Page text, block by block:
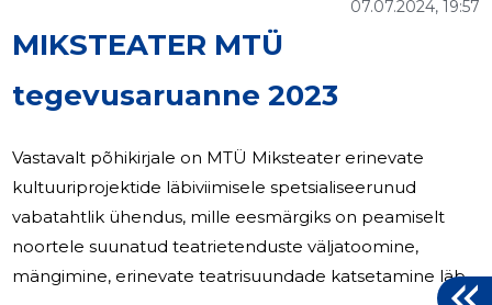
MIKSTEATER MTÜ
tegevusaruanne 2023
07.07.2024, 19:57
Vastavalt põhikirjale on MTÜ Miksteater erinevate
kultuuriprojektide läbiviimisele spetsialiseerunud
vabatahtlik ühendus, mille eesmärgiks on peamiselt
noortele suunatud teatrietenduste väljatoomine,
mängimine, erinevate teatrisuundade katsetamine läbi